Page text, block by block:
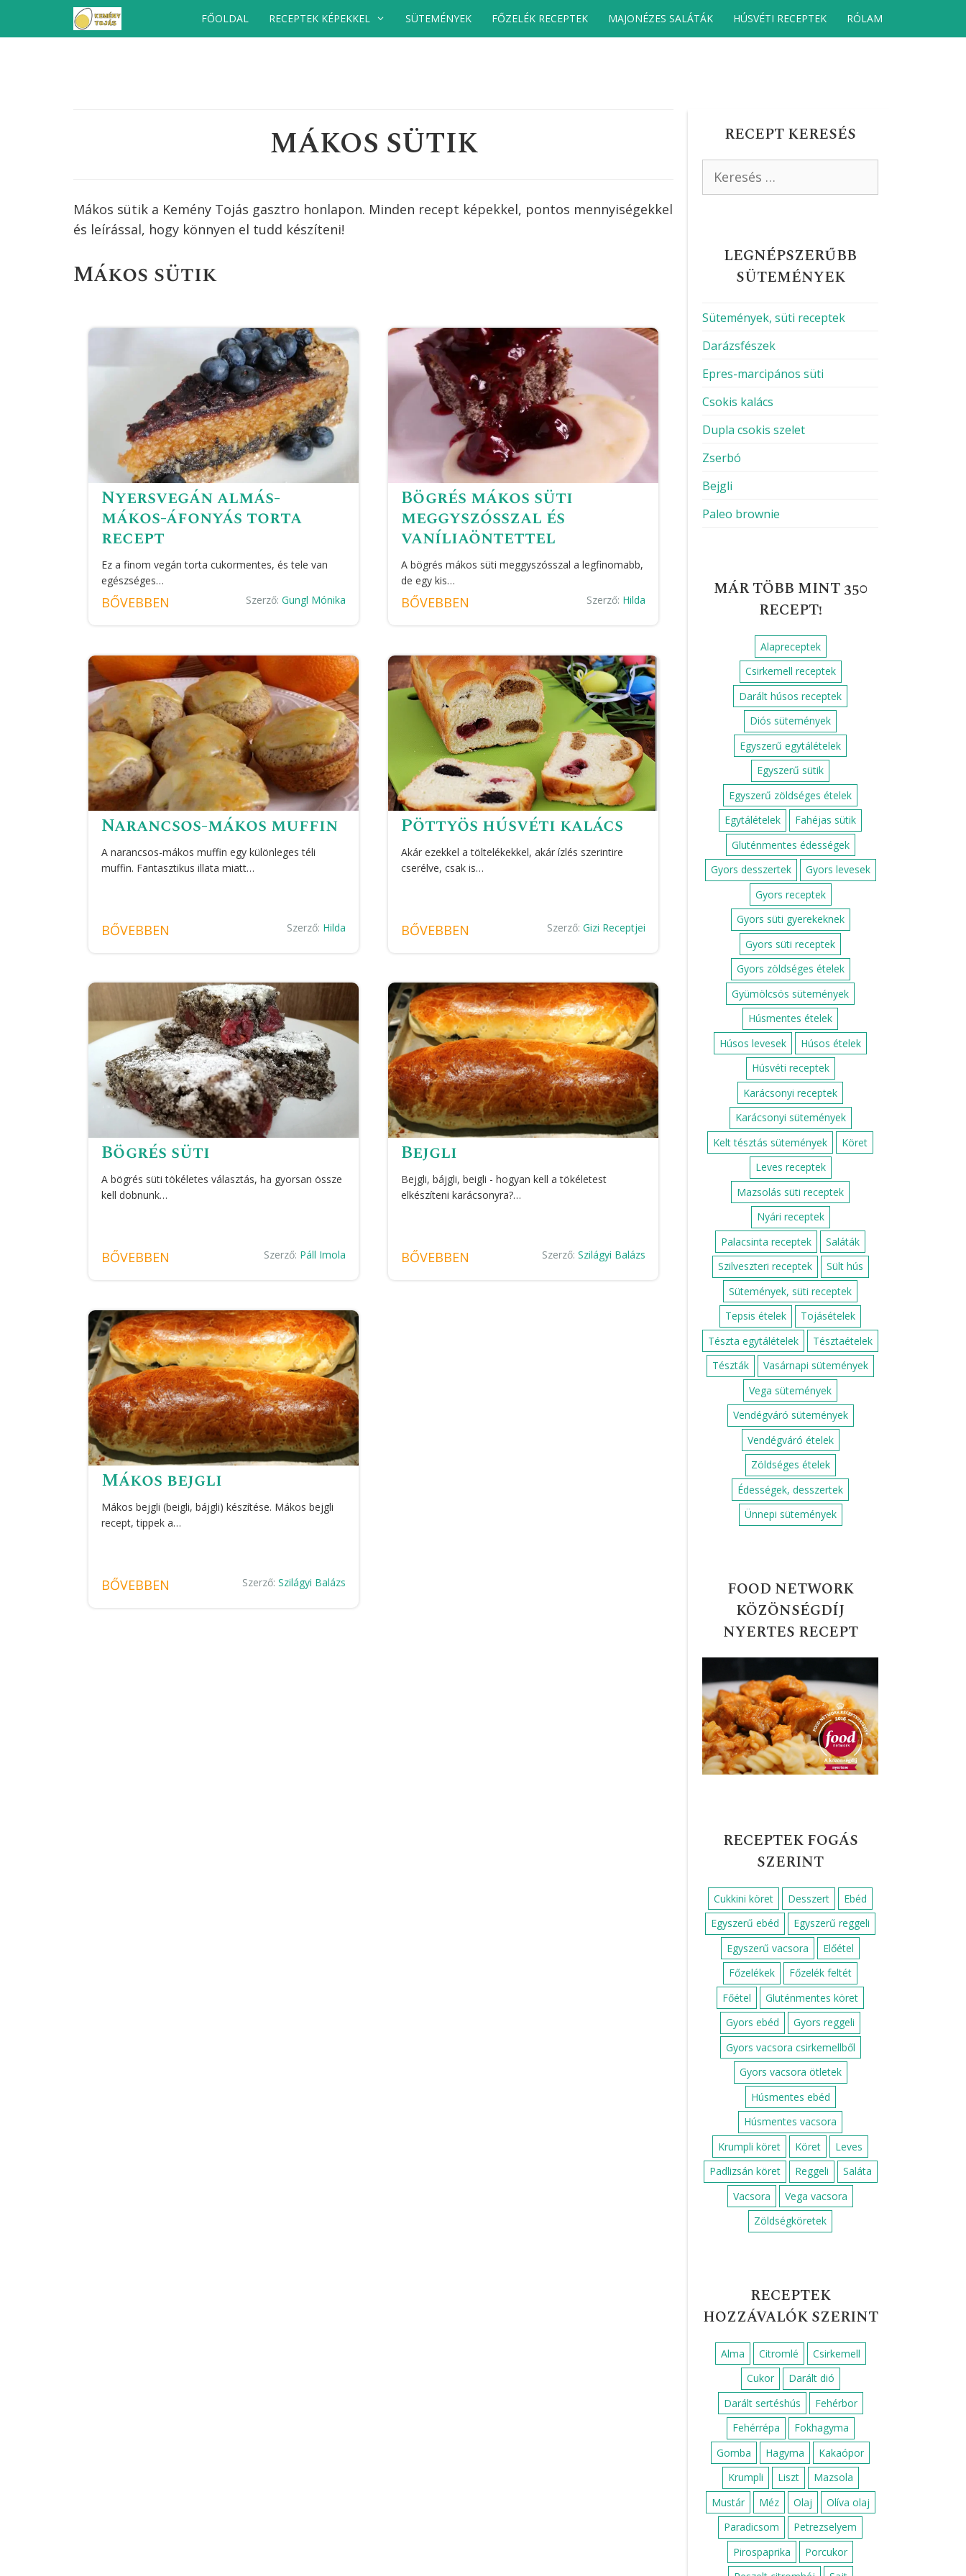
FŐOLDAL RECEPTEK KÉPEKKEL SÜTEMÉNYEK FŐZELÉK RECEPTEK MAJONÉZES SALÁTÁK HÚSVÉTI RECEPTEK RÓLAM
MÁKOS SÜTIK
Mákos sütik a Kemény Tojás gasztro honlapon. Minden recept képekkel, pontos mennyiségekkel
és leírással, hogy könnyen el tudd készíteni!
Mákos sütik
Nyersvegán almás-
mákos-áfonyás torta
recept
Ez a finom vegán torta cukormentes, és tele van
egészséges…
BŐVEBBEN Szerző: Gungl Mónika
Bögrés mákos süti
meggyszósszal és
vaníliaöntettel
A bögrés mákos süti meggyszósszal a legfinomabb,
de egy kis…
BŐVEBBEN Szerző: Hilda
Narancsos-mákos muffin
A narancsos-mákos muffin egy különleges téli
muffin. Fantasztikus illata miatt…
BŐVEBBEN Szerző: Hilda
Pöttyös húsvéti kalács
Akár ezekkel a töltelékekkel, akár ízlés szerintire
cserélve, csak is…
BŐVEBBEN Szerző:Gizi Receptjei
Bögrés süti
A bögrés süti tökéletes választás, ha gyorsan össze
kell dobnunk…
BŐVEBBEN Szerző: Páll Imola
Bejgli
Bejgli, bájgli, beigli - hogyan kell a tökéletest
elkészíteni karácsonyra?…
BŐVEBBEN Szerző:Szilágyi Balázs
Mákos bejgli
Mákos bejgli (beigli, bájgli) készítése. Mákos bejgli
recept, tippek a…
BŐVEBBEN Szerző: Szilágyi Balázs
RECEPT KERESÉS
LEGNÉPSZERŰBB
SÜTEMÉNYEK
Sütemények, süti receptek
Darázsfészek
Epres-marcipános süti
Csokis kalács
Dupla csokis szelet
Zserbó
Bejgli
Paleo brownie
MÁR TÖBB MINT 350
RECEPT!
Alapreceptek
Csirkemell receptek
Darált húsos receptek
Diós sütemények
Egyszerű egytálételek
Egyszerű sütik
Egyszerű zöldséges ételek
Egytálételek
Fahéjas sütik
Gluténmentes édességek
Gyors desszertek
Gyors levesek
Gyors receptek
Gyors süti gyerekeknek
Gyors süti receptek
Gyors zöldséges ételek
Gyümölcsös sütemények
Húsmentes ételek
Húsos levesek
Húsos ételek
Húsvéti receptek
Karácsonyi receptek
Karácsonyi sütemények
Kelt tésztás sütemények
Köret
Leves receptek
Mazsolás süti receptek
Nyári receptek
Palacsinta receptek
Saláták
Szilveszteri receptek
Sült hús
Sütemények, süti receptek
Tepsis ételek
Tojásételek
Tészta egytálételek
Tésztaételek
Tészták
Vasárnapi sütemények
Vega sütemények
Vendégváró sütemények
Vendégváró ételek
Zöldséges ételek
Édességek, desszertek
Ünnepi sütemények
FOOD NETWORK
KÖZÖNSÉGDÍJ
NYERTES RECEPT
RECEPTEK FOGÁS
SZERINT
Cukkini köret Desszert
Ebéd
Egyszerű ebéd
Egyszerű reggeli
Egyszerű vacsora
Előétel
Főzelékek
Főzelék feltét
Főétel
Gluténmentes köret
Gyors ebéd
Gyors reggeli
Gyors vacsora csirkemellből
Gyors vacsora ötletek
Húsmentes ebéd
Húsmentes vacsora
Krumpli köret
Köret
Leves
Padlizsán köret
Reggeli
Saláta
Vacsora
Vega vacsora
Zöldségköretek
RECEPTEK
HOZZÁVALÓK SZERINT
Alma Citromlé
Csirkemell
Cukor
Darált dió
Darált sertéshús
Fehérbor
Fehérrépa
Fokhagyma
Gomba
Hagyma
Kakaópor
Krumpli
Liszt
Mazsola
Mustár
Méz Olaj
Olíva olaj
Paradicsom
Petrezselyem
Pirospaprika
Porcukor